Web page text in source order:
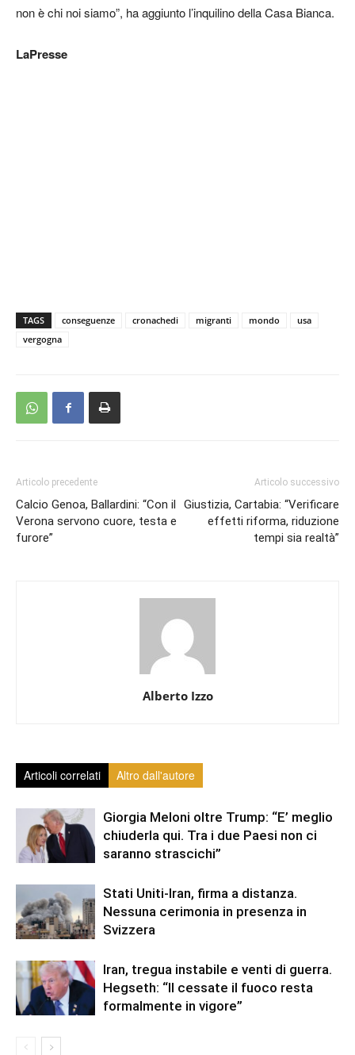
non è chi noi siamo”, ha aggiunto l’inquilino della Casa Bianca.
LaPresse
TAGS conseguenze cronachedi migranti mondo
usa
vergogna
Articolo precedente
Calcio Genoa, Ballardini: “Con il
Verona servono cuore, testa e
furore”
Articolo successivo
Giustizia, Cartabia: “Verificare
effetti riforma, riduzione
tempi sia realtà”
Alberto Izzo
Articoli correlati Altro dall'autore
Giorgia Meloni oltre Trump: “E’ meglio
chiuderla qui. Tra i due Paesi non ci
saranno strascichi”
Stati Uniti-Iran, firma a distanza.
Nessuna cerimonia in presenza in
Svizzera
Iran, tregua instabile e venti di guerra.
Hegseth: “Il cessate il fuoco resta
formalmente in vigore”